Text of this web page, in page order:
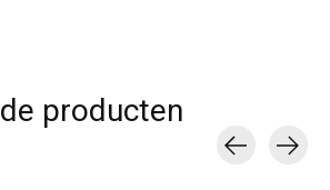
producten